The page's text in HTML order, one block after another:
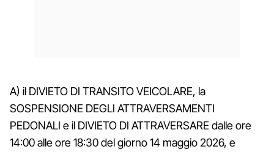
A) il DIVIETO DI TRANSITO VEICOLARE, la
SOSPENSIONE DEGLI ATTRAVERSAMENTI
PEDONALI e il DIVIETO DI ATTRAVERSARE dalle ore
14:00 alle ore 18:30 del giorno 14 maggio 2026, e